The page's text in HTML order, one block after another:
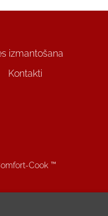
izmantošana
Kontakti
Cook ™